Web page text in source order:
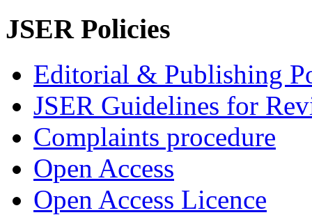
JSER Policies
Editorial & Publishing
JSER Guidelines for
Complaints procedure
Open Access
Open Access Licence